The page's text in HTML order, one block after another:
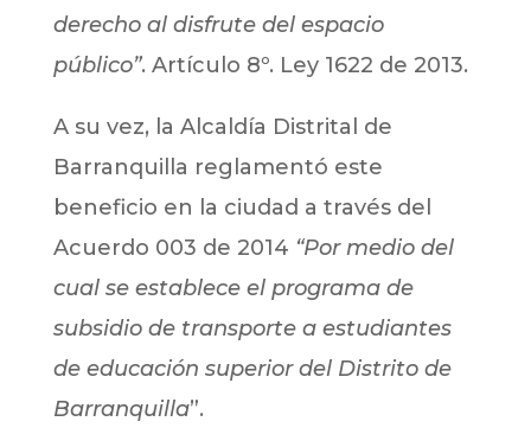
derecho al disfrute del espacio
público”. Artículo 8º. Ley 1622 de 2013.
A su vez, la Alcaldía Distrital de
Barranquilla reglamentó este
beneficio en la ciudad a través del
Acuerdo 003 de 2014 “Por medio del
cual se establece el programa de
subsidio de transporte a estudiantes
de educación superior del Distrito de
Barranquilla”.